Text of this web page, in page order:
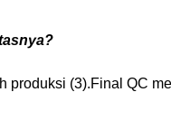
produksi (3).Final QC